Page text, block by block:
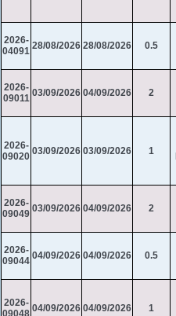
2026-
04091 28/08/2026 28/08/2026 0.5
2026-
09011 03/09/2026 04/09/2026 2
2026-
09020 03/09/2026 03/09/2026 1
2026-
09049 03/09/2026 04/09/2026 2
2026-
09044 04/09/2026 04/09/2026 0.5
2026-
09048 04/09/2026 04/09/2026 1